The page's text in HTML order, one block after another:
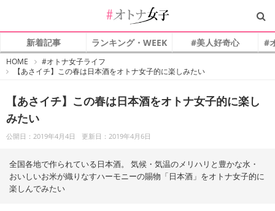
新着記事 ランキング・WEEK #美人好奇心 #
HOME
オ
ト
子
#オトナ女子ライフ
【あさイチ】この春は日本酒をオトナ女子的に楽しみたい
【あさイチ】この春は日本酒をオトナ女子的に楽し
みたい
公開日：2019年4月4日 更新日：2019年4月6日
全国各地で作られている日本酒。 気候・気温のメリハリと豊かな水・
おいしいお米が織りなすハーモニーの賜物「日本酒」をオトナ女子的に
楽しんでみたい